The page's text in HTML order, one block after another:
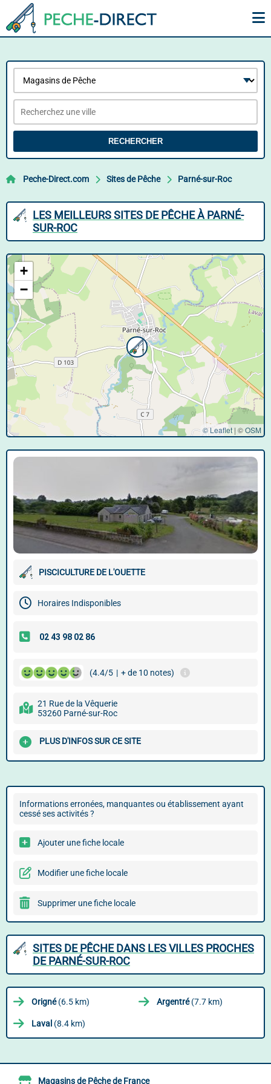
RECHERCHER
Peche-Direct.com Sites de Pêche Parné-sur-Roc
LES MEILLEURS SITES DE PÊCHE À PARNÉ-
SUR-ROC
+
−
© Leaflet | ©OSM
PISCICULTURE DE L'OUETTE
Horaires Indisponibles
(4.4/5 | + de 10 notes)
21 Rue de la Vêquerie
53260 Parné-sur-Roc
PLUS D'INFOS SUR CE SITE
Informations erronées, manquantes ou établissement ayant
cessé ses activités ?
Ajouter une fiche locale
Modifier une fiche locale
Supprimer une fiche locale
SITES DE PÊCHE DANS LES VILLES PROCHES
DE PARNÉ-SUR-ROC
Origné(6.5 km) Argentré(7.7 km)
Laval (8.4 km)
Magasins de Pêche de France